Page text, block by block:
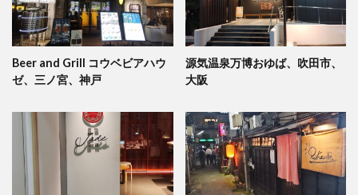
Beer and Grill コウベビアハウ
ゼ、三ノ宮、神戸
源気温泉万博おゆば、吹田市、
大阪